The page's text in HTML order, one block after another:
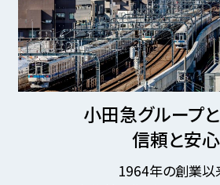
小田急グループ
信頼と安心
1964年の創業以